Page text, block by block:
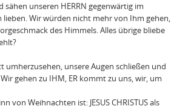
unseren HERRN gegenwärtig im
Wir würden nicht mehr von Ihm gehen,
des Himmels. Alles übrige bliebe
umherzusehen, unsere Augen schließen und
gehen zu IHM, ER kommt zu uns, wir, um
von Weihnachten ist: JESUS CHRISTUS als